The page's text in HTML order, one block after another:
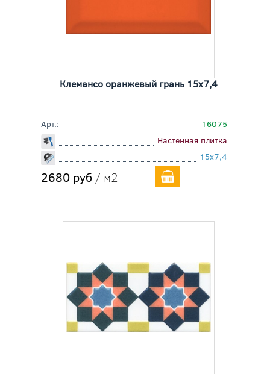
Клемансо оранжевый грань 15x7,4
Арт.:
16075
Настенная плитка
15x7,4
2680 руб / м2